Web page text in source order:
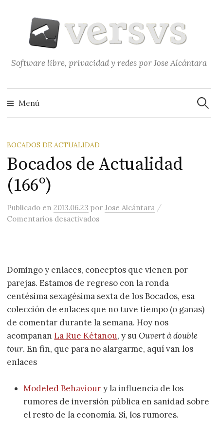
contenido
Software libre, privacidad y redes por Jose Alcántara
Menú
BOCADOS DE ACTUALIDAD
Bocados de Actualidad
(166º)
Publicado en2013.06.23 porJose Alcántara /
Comentarios desactivadosen Bocados de Actualidad (166º)
Domingo y enlaces, conceptos que vienen por
parejas. Estamos de regreso con la ronda
centésima sexagésima sexta de los Bocados, esa
colección de enlaces que no tuve tiempo (o ganas)
de comentar durante la semana. Hoy nos
acompañanLa Rue Kétanou, y suOuvert à double
tour. En fin, que para no alargarme, aquí van los
enlaces
Modeled Behavioury la influencia de los
rumores de inversión pública en sanidad sobre
el resto de la economía. Sí, los rumores.